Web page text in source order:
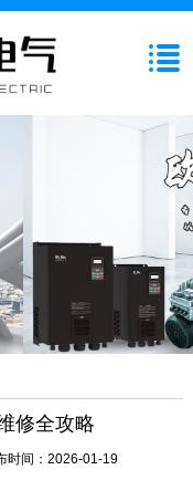
修全攻略
时间：2026-01-19